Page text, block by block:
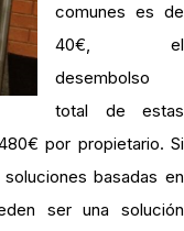
comunes es de
40€, el
desembolso
total de estas
por propietario. Si
basadas en
ser una solución